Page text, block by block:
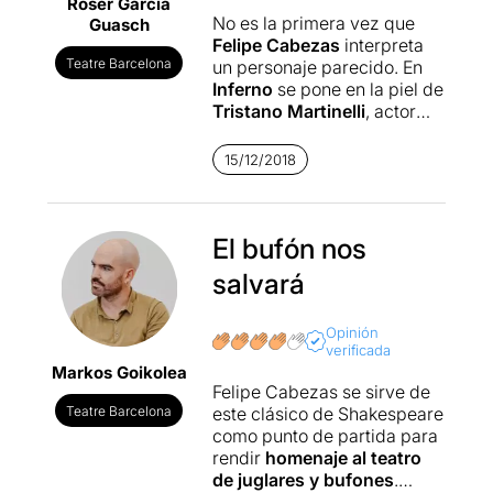
Guasch
Teatre Barcelona
No es la primera vez que
Felipe Cabezas interpreta
un personaje parecido. En
Inferno se pone en la piel de
Tristano Martinelli, actor
Arlecchinoen Paris a finales
delcinquecento.
Es el quinto monólogo de
director chileno residente en
Barcelona. Ha
experimentado en muchos
interpretación, cine
(cortometrajes),
máscaras de commedia,
atrezzo y formación de
aficionados y profesionales
del mundo del teatro.
Todo este bagaje se
15/12/2018
Markos Goikolea
Teatre Barcelona
El bufón nos
salvará
Opinión
verificada
Felipe Cabezas se sirve de
este clásico de Shakespeare
como punto de partida para
rendir homenaje al teatro
de juglares y bufones.